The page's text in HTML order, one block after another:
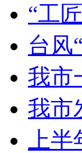
“工
台风
我市
我市
上